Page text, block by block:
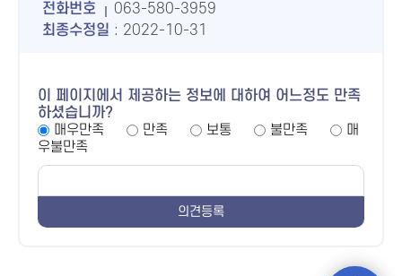
전화번호
063-580-3959
최종수정일 : 2022-10-31
이 페이지에서 제공하는 정보에 대하여 어느정도 만족
하셨습니까?
매우만족
만족 보통 불만족
매
우불만족